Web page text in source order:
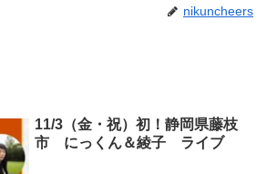
nikuncheers
11/3（金・祝）初！静岡県藤枝
市 にっくん＆綾子 ライブ